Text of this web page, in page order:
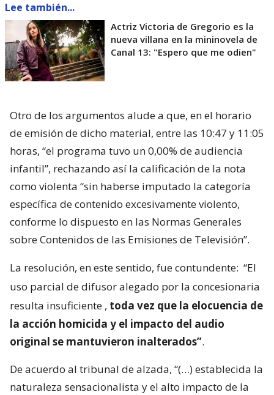
Lee también...
Actriz Victoria de Gregorio es la
nueva villana en la mininovela de
Canal 13: "Espero que me odien"
Otro de los argumentos alude a que, en el horario
de emisión de dicho material, entre las 10:47 y 11:05
horas, “el programa tuvo un 0,00% de audiencia
infantil”, rechazando así la calificación de la nota
como violenta “sin haberse imputado la categoría
específica de contenido excesivamente violento,
conforme lo dispuesto en las Normas Generales
sobre Contenidos de las Emisiones de Televisión”.
La resolución, en este sentido, fue contundente: “El
uso parcial de difusor alegado por la concesionaria
resulta insuficiente , toda vez que la elocuencia de
la acción homicida y el impacto del audio
original se mantuvieron inalterados”.
De acuerdo al tribunal de alzada, “(…) establecida la
naturaleza sensacionalista y el alto impacto de la